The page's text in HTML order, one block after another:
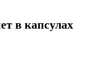
в капсулах